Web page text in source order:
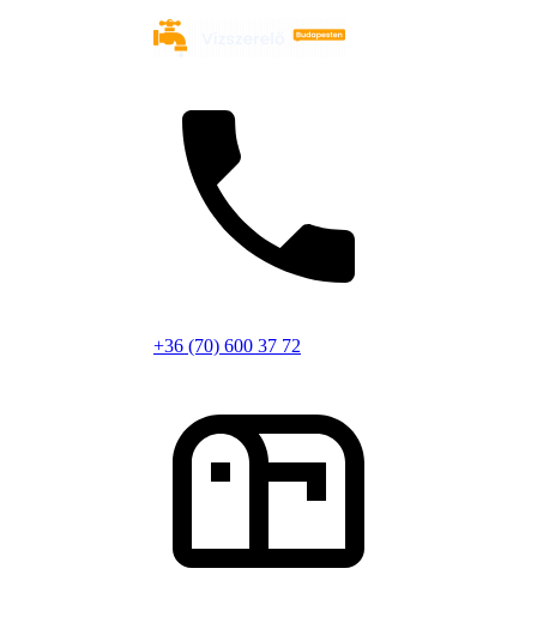
+36 (70) 600 37 72